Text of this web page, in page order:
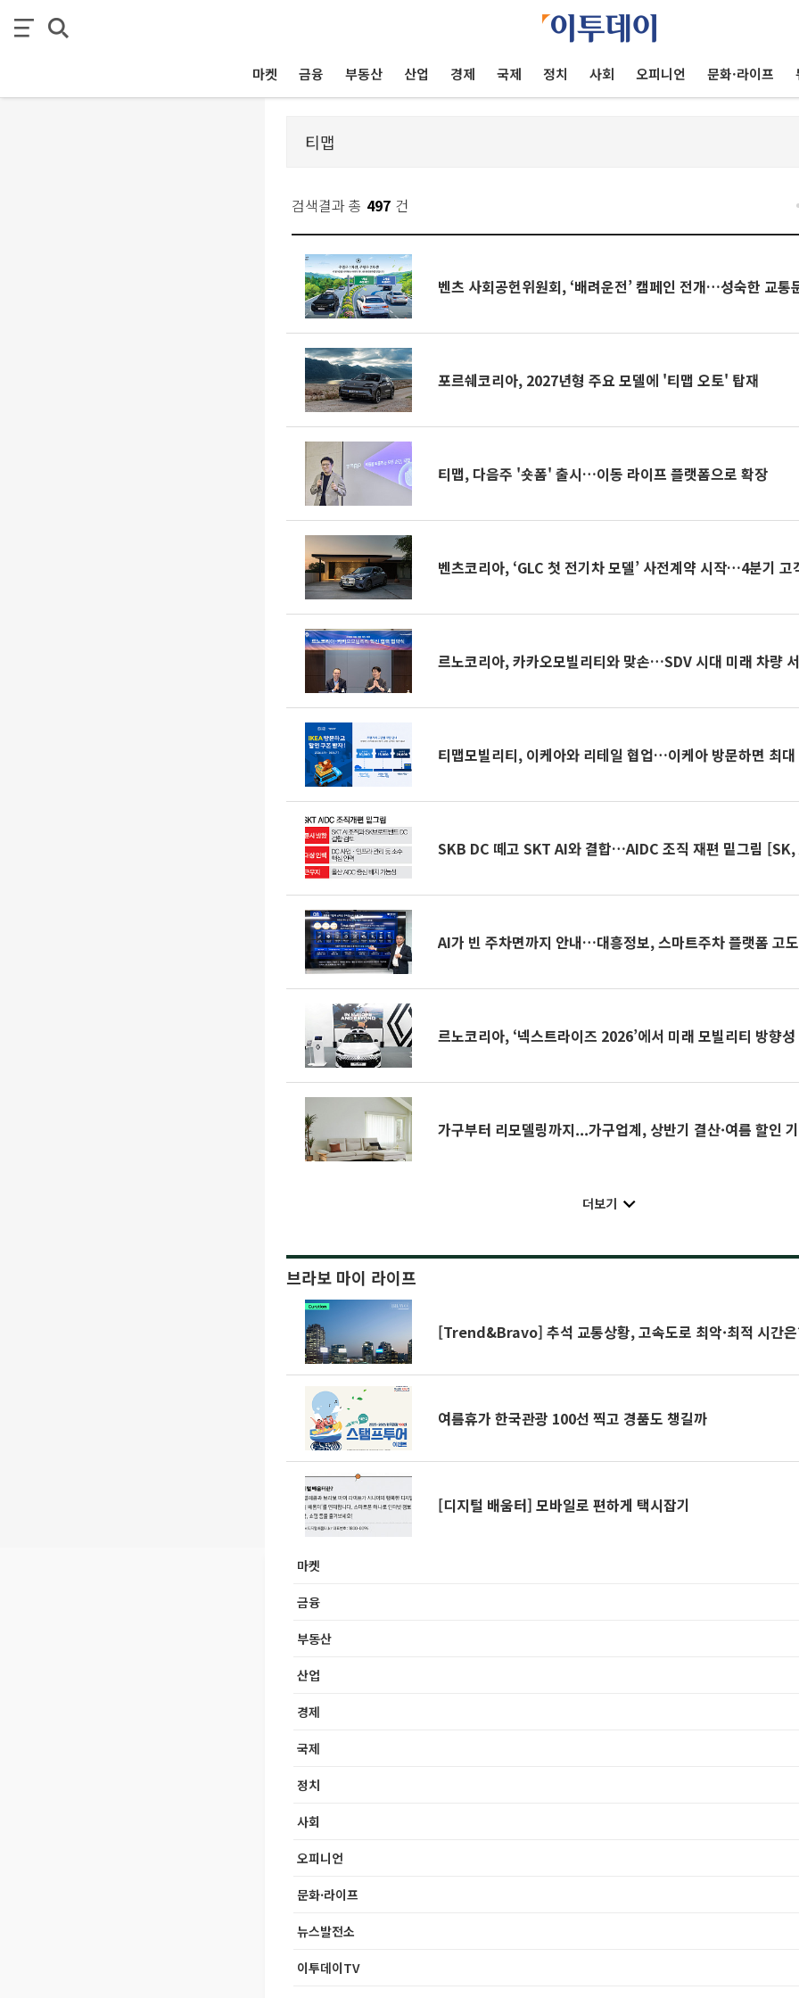
마켓 금융 부동산 산업 경제 국제 정치 사회 오피니언 문화·라이프
검색결과 총 497 건
벤츠 사회공헌위원회, ‘배려운전’ 캠페인 전개…성숙한 교통
포르쉐코리아, 2027년형 주요 모델에 '티맵 오토' 탑재
티맵, 다음주 '숏폼' 출시…이동 라이프 플랫폼으로 확장
벤츠코리아, ‘GLC 첫 전기차 모델’ 사전계약 시작…4분기 고
르노코리아, 카카오모빌리티와 맞손…SDV 시대 미래 차량
티맵모빌리티, 이케아와 리테일 협업…이케아 방문하면 최
SKB DC 떼고 SKT AI와 결합…AIDC 조직 재편 밑그림
AI가 빈 주차면까지 안내…대흥정보, 스마트주차 플랫폼 고
르노코리아, ‘넥스트라이즈 2026’에서 미래 모빌리티 방향
가구부터 리모델링까지...가구업계, 상반기 결산·여름 할인
더보기
브라보 마이 라이프
[Trend&Bravo] 추석 교통상황, 고속도로 최악·최적 시간
여름휴가 한국관광 100선 찍고 경품도 챙길까
[디지털 배움터] 모바일로 편하게 택시잡기
마켓
금융
부동산
산업
경제
국제
정치
사회
오피니언
문화·라이프
뉴스발전소
이투데이TV